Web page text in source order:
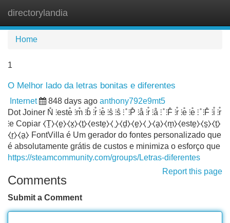
directorylandia
Home
1
O Melhor lado da letras bonitas e diferentes
Internet 848 days ago anthony792e9mt5
Dot Joiner N̊ ⫶este̊ ⫶m̊ ⫶b̊ ⫶r̊ ⫶e̊ ⫶s̊ ⫶s̊ ⫶ ̊ ⫶P̊ ⫶å ⫶r̊ ⫶å ⫶ ̊ ⫶F̊ ⫶r̊ ⫶e̊ ⫶e̊ ⫶ ̊ ⫶F̊ ⫶i̊ ⫶r̊
⫶e Copiar ⧼T̼⧽⧼e̼⧽⧼x̼⧽⧼t̼⧽⧼este̼⧽⧼ ̼⧽⧼d̼⧽⧼e̼⧽⧼ ̼⧽⧼a̼⧽⧼m̼⧽⧼este̼⧽⧼s̼⧽⧼t̼⧽
⧼r̼⧽⧼a̼⧽ FontVilla é Um gerador do fontes personalizado que
é absolutamente grátis de custos e minimiza o esforço que
https://steamcommunity.com/groups/Letras-diferentes
Report this page
Comments
Submit a Comment